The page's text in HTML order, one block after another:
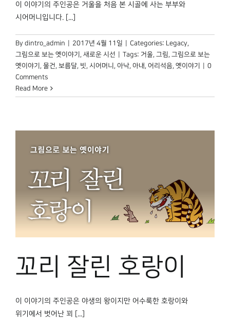
이 이야기의 주인공은 거울을 처음 본 시골에 사는 부부와
시어머니입니다. [...]
By dintro_admin 2017년 4월 11일 Categories: Legacy,
그림으로 보는 옛이야기 , 새로운 시선 Tags: 거울, 그림, 그림으로 보는
옛이야기 , 물건, 보름달, 빗, 시어머니 , 아낙, 아내 , 어리석음, 옛이야기
0
Comments
Read More
꼬리 잘린 호랑이
이 이야기의 주인공은 야생의 왕이지만 어수룩한 호랑이와
위기에서 벗어난 꾀 [...]